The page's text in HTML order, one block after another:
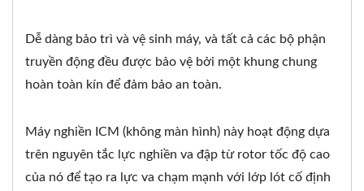
Dễ dàng bảo trì và vệ sinh máy, và tất cả các bộ phận
truyền động đều được bảo vệ bởi một khung chung
hoàn toàn kín để đảm bảo an toàn.
Máy nghiền ICM (không màn hình) này hoạt động dựa
trên nguyên tắc lực nghiền va đập từ rotor tốc độ cao
của nó để tạo ra lực va chạm mạnh với lớp lót cố định